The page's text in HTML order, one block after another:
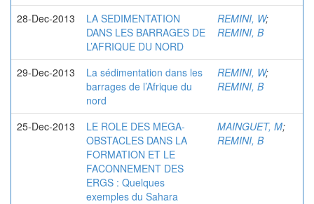
28-Dec-2013
LA SEDIMENTATION
DANS LES BARRAGES DE
L’AFRIQUE DU NORD
REMINI, W;
REMINI, B
29-Dec-2013
La sédimentation dans les
barrages de l’Afrique du
nord
REMINI, W;
REMINI, B
25-Dec-2013
LE ROLE DES MEGA-
OBSTACLES DANS LA
FORMATION ET LE
FACONNEMENT DES
ERGS : Quelques
exemples du Sahara
MAINGUET, M;
REMINI, B